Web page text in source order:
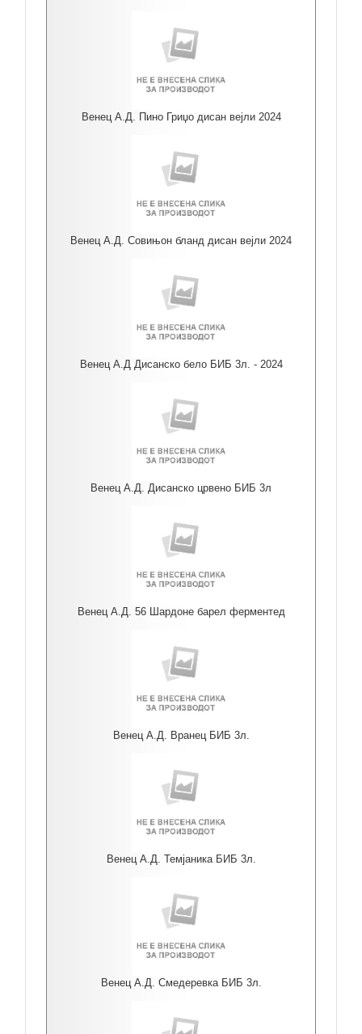
Венец А.Д. Пино Гриџо дисан вејли 2024
Венец А.Д. Совињон бланд дисан вејли 2024
Венец А.Д Дисанско бело БИБ 3л. - 2024
Венец А.Д. Дисанско црвено БИБ 3л
Венец А.Д. 56 Шардоне барел ферментед
Венец А.Д. Вранец БИБ 3л.
Венец А.Д. Темјаника БИБ 3л.
Венец А.Д. Смедеревка БИБ 3л.